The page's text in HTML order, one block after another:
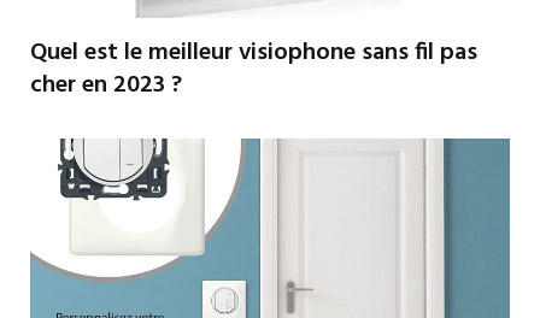
Quel est le meilleur visiophone sans fil pas
cher en 2023 ?